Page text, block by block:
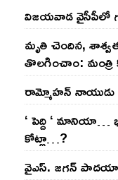
విజ‌య‌వాడ వైసీపీలో
మృతి చెందిన,
తొల‌గించాం: మంత్రి
రామ్మోహ‌న్ నాయుడు
‘ పెద్ది ‘ మానియా…
కోట్లా…?
వైఎస్‌. జ‌గ‌న్